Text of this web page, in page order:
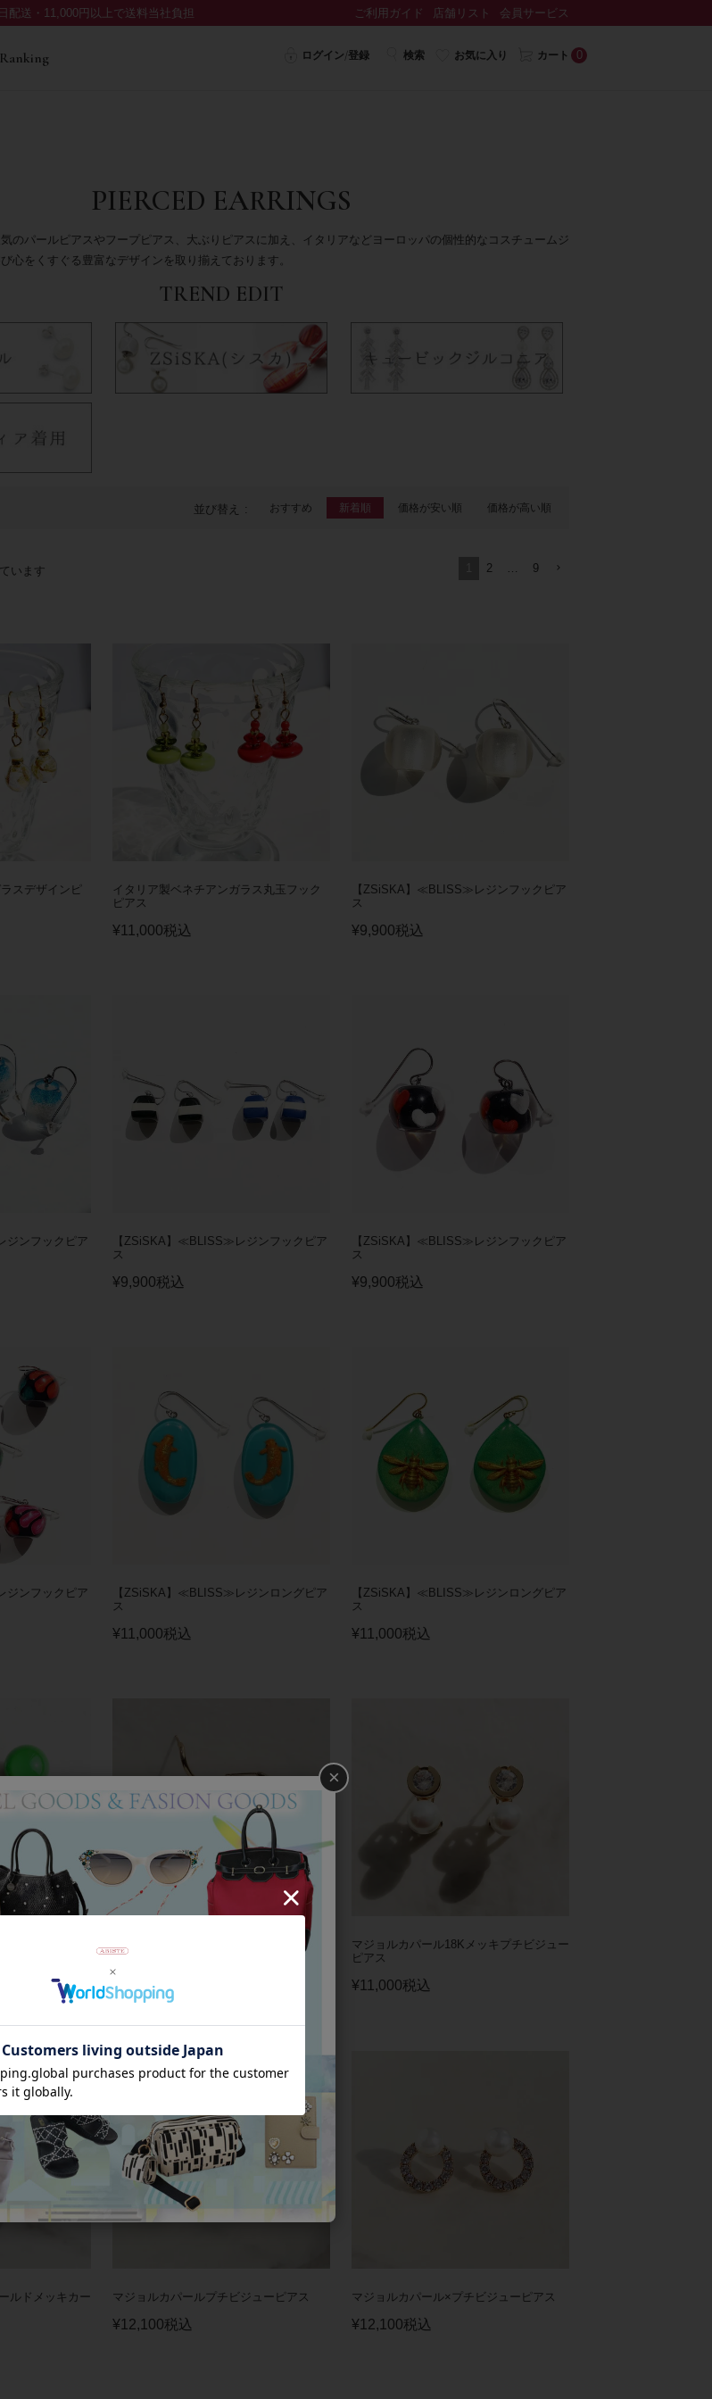
配送・11,000円以上で送料当社負担 ご利用ガイド 店舗リスト 会員サービス
Ranking ログイン/登録 検索 お気に入り カート 0
PIERCED EARRINGS
のパールピアスやフープピアス、大ぶりピアスに加え、イタリアなどヨーロッパの個性的なコスチュームジ
心をくすぐる豊富なデザインを取り揃えております。
TREND EDIT
並び替え おすすめ 新着順 価格が安い順 価格が高い順
2 … 9
スデザインピ
イタリア製ベネチアンガラス丸玉フック
ピアス
¥11,000税込
【ZSiSKA】≪BLISS≫レジンフックピア
ス
¥9,900税込
ジンフックピア
【ZSiSKA】≪BLISS≫レジンフックピア
ス
¥9,900税込
【ZSiSKA】≪BLISS≫レジンフックピア
ス
¥9,900税込
ジンフックピア
【ZSiSKA】≪BLISS≫レジンロングピア
ス
¥11,000税込
【ZSiSKA】≪BLISS≫レジンロングピア
ス
¥11,000税込
ジンピアス
マジョルカパール18Kメッキスパイラルデ
ザインピアス
¥11,000税込
マジョルカパール18Kメッキプチビジュー
ピアス
¥11,000税込
ルドメッキカー
マジョルカパールプチビジューピアス
¥12,100税込
マジョルカパール×プチビジューピアス
¥12,100税込
×